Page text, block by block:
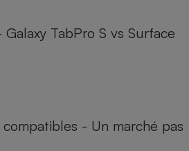
TabPro S vs Surface
- Un marché pas